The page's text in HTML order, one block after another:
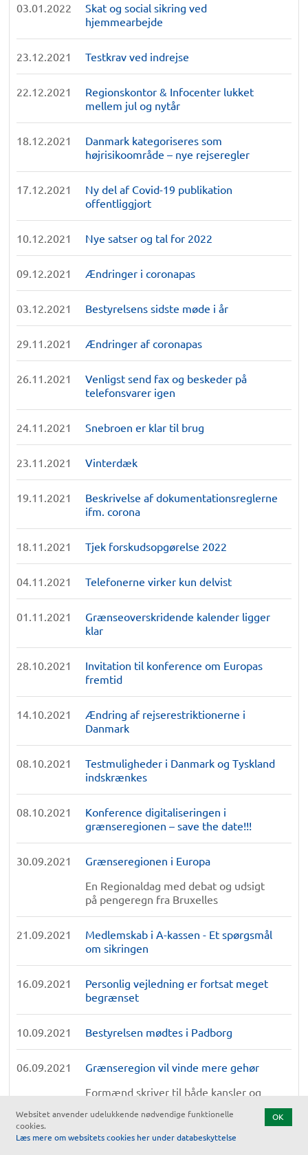
03.01.2022
Skat og social sikring ved
hjemmearbejde
23.12.2021 Testkrav ved indrejse
22.12.2021
Regionskontor & Infocenter lukket
mellem jul og nytår
18.12.2021
Danmark kategoriseres som
højrisikoområde – nye rejseregler
17.12.2021
Ny del af Covid-19 publikation
offentliggjort
10.12.2021 Nye satser og tal for 2022
09.12.2021 Ændringer i coronapas
03.12.2021 Bestyrelsens sidste møde i år
29.11.2021 Ændringer af coronapas
26.11.2021
Venligst send fax og beskeder på
telefonsvarer igen
24.11.2021 Snebroen er klar til brug
23.11.2021 Vinterdæk
19.11.2021
Beskrivelse af dokumentationsreglerne
ifm. corona
18.11.2021 Tjek forskudsopgørelse 2022
04.11.2021 Telefonerne virker kun delvist
01.11.2021
Grænseoverskridende kalender ligger
klar
28.10.2021
Invitation til konference om Europas
fremtid
14.10.2021
Ændring af rejserestriktionerne i
Danmark
08.10.2021
Testmuligheder i Danmark og Tyskland
indskrænkes
08.10.2021
Konference digitaliseringen i
grænseregionen – save the date!!!
30.09.2021
Grænseregionen i Europa
En Regionaldag med debat og udsigt
på pengeregn fra Bruxelles
21.09.2021
Medlemskab i A-kassen - Et spørgsmål
om sikringen
16.09.2021
Personlig vejledning er fortsat meget
begrænset
10.09.2021 Bestyrelsen mødtes i Padborg
06.09.2021
Grænseregion vil vinde mere gehør
Formænd skriver til både kansler og
31.08.2021
Danmark har ændret retspraksis ved
OK
Websitet anvender udelukkende nødvendige funktionelle
cookies.
Læs mere om websitets cookies her under databeskyttelse